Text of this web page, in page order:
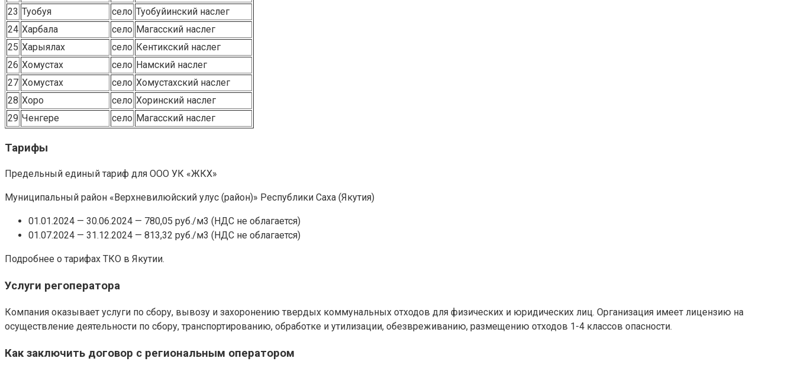
23 Туобуя село Туобуйинский наслег
24 Харбала село Магасский наслег
25 Харыялах село Кентикский наслег
26 Хомустах село Намский наслег
27 Хомустах село Хомустахский наслег
28 Хоро село Хоринский наслег
29 Ченгере село Магасский наслег
Тарифы
Предельный единый тариф для ООО УК «ЖКХ»
Муниципальный район «Верхневилюйский улус (район)» Республики Саха (Якутия)
01.01.2024 — 30.06.2024 — 780,05 руб./м3 (НДС не облагается)
01.07.2024 — 31.12.2024 — 813,32 руб./м3 (НДС не облагается)
Подробнее о тарифах ТКО в Якутии.
Услуги регоператора
Компания оказывает услуги по сбору, вывозу и захоронению твердых коммунальных отходов для физических и юридических лиц. Организация имеет лицензию на
осуществление деятельности по сбору, транспортированию, обработке и утилизации, обезвреживанию, размещению отходов 1-4 классов опасности.
Как заключить договор с региональным оператором